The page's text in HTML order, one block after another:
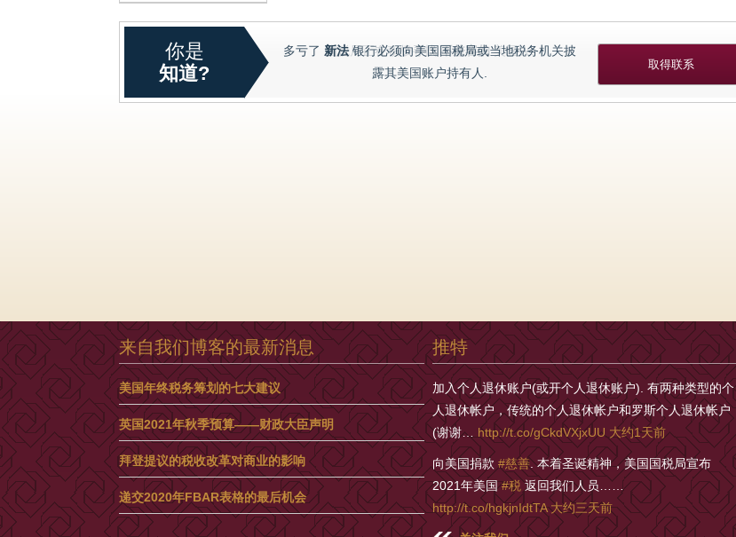
你是
知道?
国税局正在积极寻找 不兼容的美国人.
取得联系
来自我们博客的最新消息
美国年终税务筹划的七大建议
英国2021年秋季预算——财政大臣声明
拜登提议的税收改革对商业的影响
递交2020年FBAR表格的最后机会
推特
加入个人退休账户(或开个人退休账户). 有两种类型的个
人退休帐户，传统的个人退休帐户和罗斯个人退休帐户
(谢谢… http://t.co/gCkdVXjxUU 大约1天前
向美国捐款#慈善. 本着圣诞精神，美国国税局宣布
2021年美国#税返回我们人员……
http://t.co/hgkjnIdtTA 大约三天前